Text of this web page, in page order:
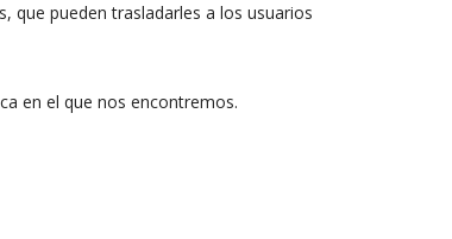
que pueden trasladarles a los usuarios
en el que nos encontremos.